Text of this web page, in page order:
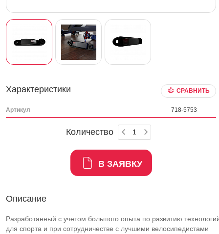
Характеристики СРАВНИТЬ
Артикул 718-5753
Количество
В ЗАЯВКУ
Описание
Разработанный с учетом большого опыта по развитию
для спорта и при сотрудничестве с лучшими велосипедистами